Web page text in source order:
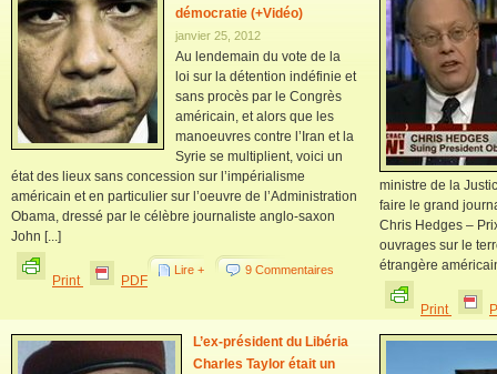
démocratie (+Vidéo)
janvier 25, 2012
Au lendemain du vote de la
loi sur la détention indéfinie et
sans procès par le Congrès
américain, et alors que les
manoeuvres contre l’Iran et la
Syrie se multiplient, voici un
état des lieux sans concession sur l’impérialisme
américain et en particulier sur l’oeuvre de l’Administration
Obama, dressé par le célèbre journaliste anglo-saxon
John [...]
Print PDF
Lire + 9 Commentaires
ministre de la
faire le grand
Chris Hedges –
ouvrages sur le
étrangère
Print
L’ex-président du Libéria
Charles Taylor était un